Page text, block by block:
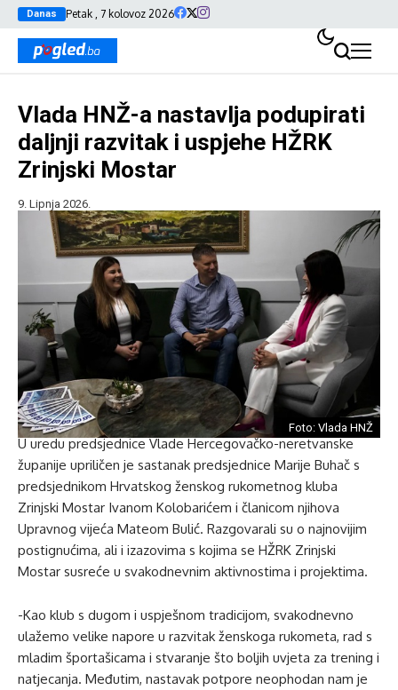
Danas Petak , 7 kolovoz 2026
Vlada HNŽ-a nastavlja podupirati
daljnji razvitak i uspjehe HŽRK
Zrinjski Mostar
9. Lipnja 2026.
Foto: Vlada HNŽ
U uredu predsjednice Vlade Hercegovačko-neretvanske
županije upriličen je sastanak predsjednice Marije Buhač s
predsjednikom Hrvatskog ženskog rukometnog kluba
Zrinjski Mostar Ivanom Kolobarićem i članicom njihova
Upravnog vijeća Mateom Bulić. Razgovarali su o najnovijim
postignućima, ali i izazovima s kojima se HŽRK Zrinjski
Mostar susreće u svakodnevnim aktivnostima i projektima.
-Kao klub s dugom i uspješnom tradicijom, svakodnevno
ulažemo velike napore u razvitak ženskoga rukometa, rad s
mladim športašicama i stvaranje što boljih uvjeta za trening i
natjecanja. Međutim, nastavak potpore neophodan nam je